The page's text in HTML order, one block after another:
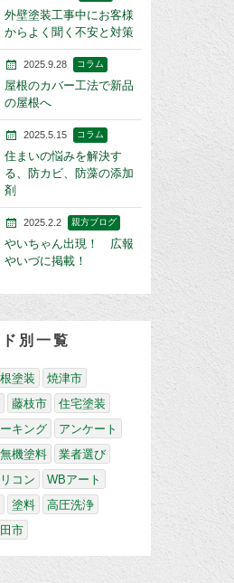
外壁塗装工事中にお客様
からよく聞く不安と対策
2025.9.28 コラム
屋根のカバー工法で新品
の屋根へ
2025.5.15 コラム
住まいの悩みを解決す
る、防カビ、防藻の添加
剤
2025.2.2 親方ブログ
やいちゃん出現！ 広報
やいづに掲載！
別一覧
塗装
焼津市
藤枝市
住宅塗装
キング
アンケート
無機塗料
業者選び
コン
WBアート
塗料
高圧洗浄
市